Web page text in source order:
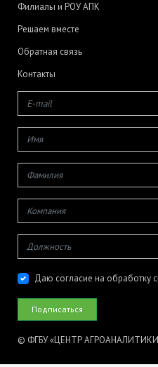
Филиалы и РОУ АПК
Решаем вместе
Обратная связь
Контакты
Даю согласие на обработку
© ФГБУ «ЦЕНТР